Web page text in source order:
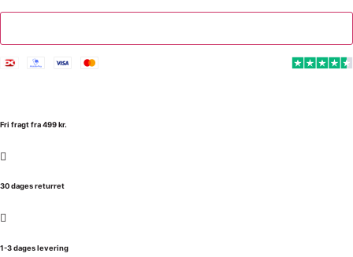
Fri fragt fra 499 kr.
30 dages returret
1-3 dages levering